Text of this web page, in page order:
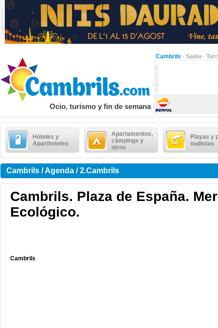
Cambrils · Salou ·
Ocio, turismo y fin de semana
Hoteles y
Aparthoteles
Apartamentos,
cámpings y
otros
Playas y
nudistas
Cambrils / Agenda / 2.Cambrils
Cambrils. Plaza de España.
Ecológico.
Cambrils